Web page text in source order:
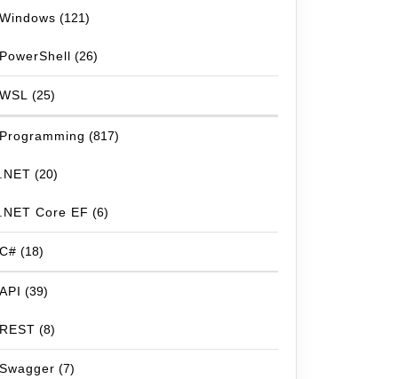
Windows (121)
PowerShell (26)
WSL (25)
Programming (817)
.NET (20)
.NET Core EF (6)
C# (18)
API (39)
REST (8)
Swagger (7)